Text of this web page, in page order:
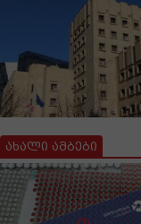
ახალი ამბები